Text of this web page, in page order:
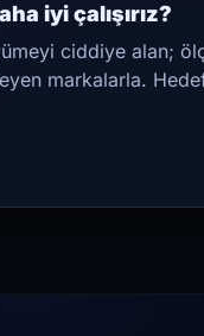
iyi çalışırız?
ciddiye alan;
markalarla.